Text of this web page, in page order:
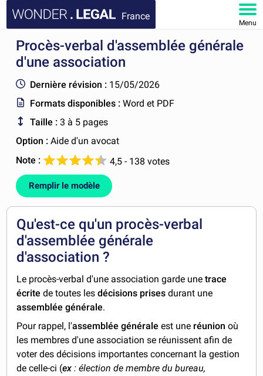
France
Menu
ACCUEIL
FAQ
MON COMPTE
Procès-verbal d'assemblée générale
d'une association
Dernière révision : 15/05/2026
Formats disponibles :Word et PDF
Taille : 3 à 5 pages
Option :Aide d'un avocat
Note :
4,5 - 138 votes
Remplir le modèle
Qu'est-ce qu'un procès-verbal
d'assemblée générale
d'association ?
Le procès-verbal d'une association garde une trace
écrite de toutes lesdécisions prises durant une
assemblée générale.
Pour rappel, l'assemblée générale est une réunionoù
les membres d'une association se réunissent afin de
voter des décisions importantes concernant la gestion
de celle-ci (ex: élection de membre du bureau,